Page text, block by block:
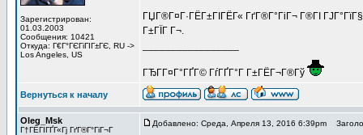
Зарегистрирован:
01.03.2003
Сообщения: 10421
Откуда: Г€Г°ГЄГіГІГ±ГЄ, RU ->
Los Angeles, US
ГЏГ®Г¤Г·ГЁГ±ГІГЁГ« ГґГ®Г°ГіГ¬ Г®ГІ
Г±ГЇГ Г¬.
ГЂГ­Г¤Г°ГҐГ© ГѓГҐГ°Г Г±ГЁГ¬Г®Гў
Вернуться к началу
Oleg_Msk
Г†ГЁГІГҐГ«Гј ГґГ®Г°ГіГ¬Г
Добавлено: Среда, Апреля 13, 2016 6:39pm